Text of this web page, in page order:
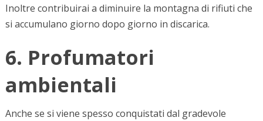
Inoltre contribuirai a diminuire la montagna di rifiuti che
si accumulano giorno dopo giorno in discarica.
6. Profumatori
ambientali
Anche se si viene spesso conquistati dal gradevole